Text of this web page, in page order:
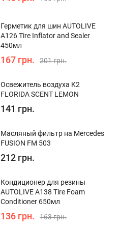
Герметик для шин AUTOLIVE
A126 Tire Inflator and Sealer
450мл
167 грн. 201 грн.
Освежитель воздуха K2
FLORIDA SCENT LEMON
141 грн.
Масляный фильтр на Mercedes
FUSION FM 503
212 грн.
Кондиционер для резины
AUTOLIVE A138 Tire Foam
Conditioner 650мл
136 грн. 163 грн.